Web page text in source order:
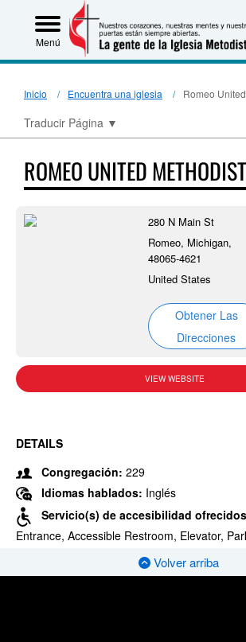
Menú
Inicio Encuentra una iglesia Romeo
Traducir Página ▼
ROMEO UNITED
280 N Main St
Romeo, Michigan,
48065-4621
United States
Obtener Las
Direcciones
VIEW WEBSITE
DETAILS
Congregación: 229
Idiomas hablados: Inglés
Servicio(s) de accesibilidad
Entrance, Accessible Restroom, Elevator,
Volver arriba